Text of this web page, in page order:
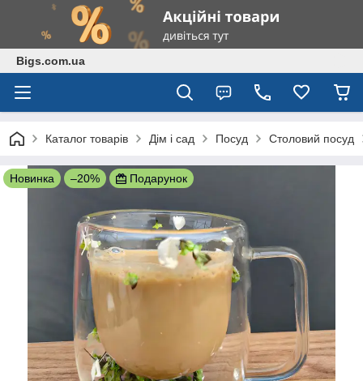
Bigs.com.ua
Каталог товарів Дім і сад Посуд Столовий посуд
Новинка –20% Подарунок